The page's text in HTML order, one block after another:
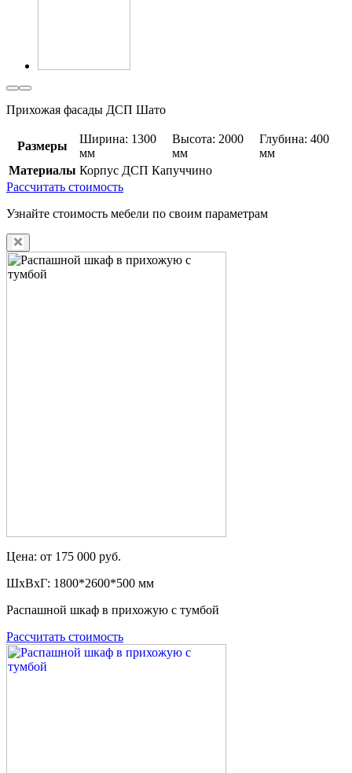
Прихожая фасады ДСП Шато
Размеры
Ширина: 1300
мм
Высота: 2000
мм
Глубина: 400
мм
Материалы Корпус ДСП Капуччино
Рассчитать стоимость
Узнайте стоимость мебели по своим параметрам
Цена: от 175 000 руб.
ШxВxГ: 1800*2600*500 мм
Распашной шкаф в прихожую с тумбой
Рассчитать стоимость